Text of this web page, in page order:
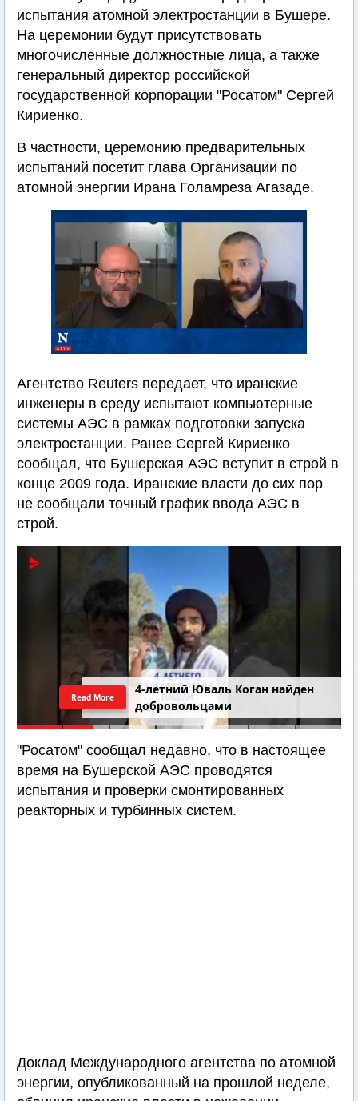
испытания атомной электростанции в Бушере.
На церемонии будут присутствовать
многочисленные должностные лица, а также
генеральный директор российской
государственной корпорации "Росатом" Сергей
Кириенко.
В частности, церемонию предварительных
испытаний посетит глава Организации по
атомной энергии Ирана Голамреза Агазаде.
Агентство Reuters передает, что иранские
инженеры в среду испытают компьютерные
системы АЭС в рамках подготовки запуска
электростанции. Ранее Сергей Кириенко
сообщал, что Бушерская АЭС вступит в строй в
конце 2009 года. Иранские власти до сих пор
не сообщали точный график ввода АЭС в
строй.
4-летний Юваль Коган найден
добровольцами
Read More
"Росатом" сообщал недавно, что в настоящее
время на Бушерской АЭС проводятся
испытания и проверки смонтированных
реакторных и турбинных систем.
Доклад Международного агентства по атомной
энергии, опубликованный на прошлой неделе,